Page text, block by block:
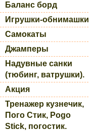
Баланс борд
Игрушки-обнимашки
Самокаты
Джамперы
Надувные санки
(тюбинг, ватрушки).
Акция
Тренажер кузнечик,
Пого Стик, Pogo
Stick, погостик.